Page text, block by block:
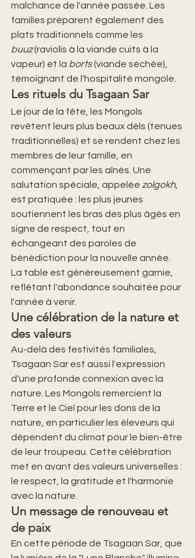
malchance de l'année passée. Les
familles préparent également des
plats traditionnels comme les
buuz (raviolis à la viande cuits à la
vapeur) et la borts (viande séchée),
témoignant de l'hospitalité mongole.
Les rituels du Tsagaan Sar
Le jour de la fête, les Mongols
revêtent leurs plus beaux déls (tenues
traditionnelles) et se rendent chez les
membres de leur famille, en
commençant par les aînés. Une
salutation spéciale, appelée zolgokh,
est pratiquée : les plus jeunes
soutiennent les bras des plus âgés en
signe de respect, tout en
échangeant des paroles de
bénédiction pour la nouvelle année.
La table est généreusement garnie,
reflétant l'abondance souhaitée pour
l'année à venir.
Une célébration de la nature et
des valeurs
Au-delà des festivités familiales,
Tsagaan Sar est aussi l'expression
d'une profonde connexion avec la
nature. Les Mongols remercient la
Terre et le Ciel pour les dons de la
nature, en particulier les éleveurs qui
dépendent du climat pour le bien-être
de leur troupeau. Cette célébration
met en avant des valeurs universelles :
le respect, la gratitude et l'harmonie
avec la nature.
Un message de renouveau et
de paix
En cette période de Tsagaan Sar, que